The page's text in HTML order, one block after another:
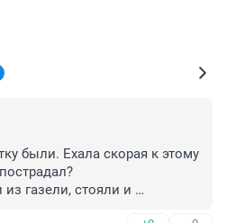
были. Ехала скорая к этому
газели, стояли и